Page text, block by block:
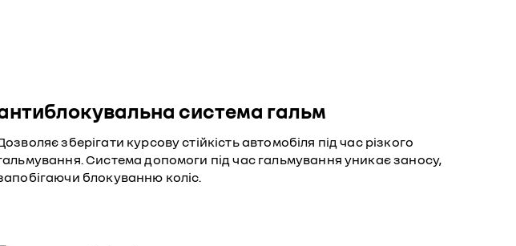
система гальм
зберігати курсову стійкість автомобіля під час різкого
Система допомоги під час гальмування уникає заносу,
блокуванню коліс.